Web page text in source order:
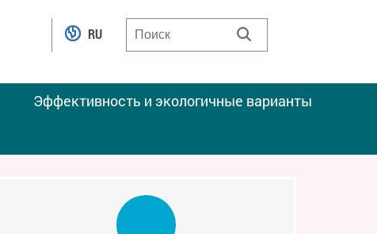
Эффективность и экологичные варианты
RU